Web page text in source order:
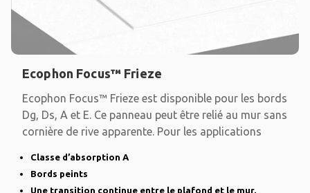
Ecophon Focus™ Frieze
Ecophon Focus™ Frieze est disponible pour les bords
Dg, Ds, A et E. Ce panneau peut être relié au mur sans
cornière de rive apparente. Pour les applications
Classe d’absorption A
Bords peints
Une transition continue entre le plafond et le mur.